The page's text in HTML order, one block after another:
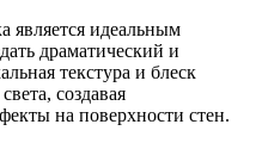
является идеальным
драматический и
текстура и блеск
создавая
на поверхности стен.